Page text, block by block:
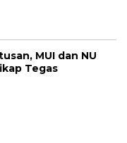
MUI dan NU
Tegas